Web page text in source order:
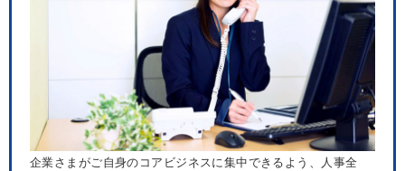
企業さまがご自身のコアビジネスに集中できるよう、人事全